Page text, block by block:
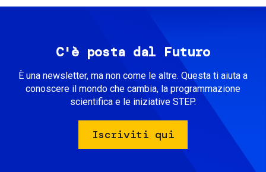
C'è posta dal Futuro
È una newsletter, ma non come le altre. Questa ti aiuta a
conoscere il mondo che cambia, la programmazione
scientifica e le iniziative STEP.
Iscriviti qui